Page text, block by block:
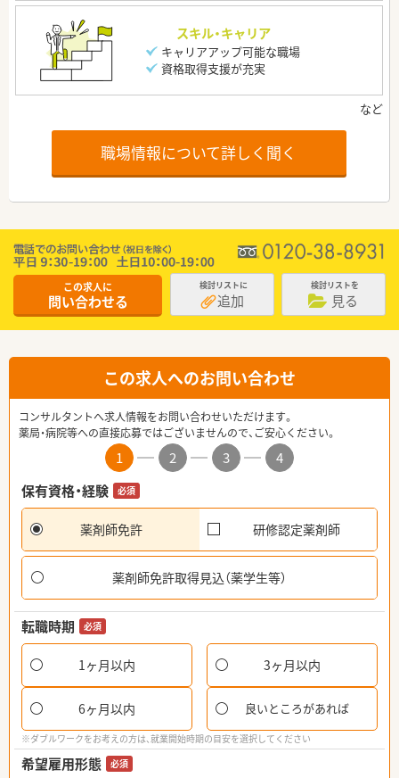
スキル・キャリア
キャリアアップ可能な職場
資格取得支援が充実
職場情報について詳しく聞く
この求人に
問い合わせる
検討リストに
追加
検討リストを
見る
この求人へのお問い合わせ
コンサルタントへ求人情報をお問い合わせいただけます。
薬局・病院等への直接応募ではございませんので、ご安心ください。
1 2 3
4
保有資格・経験
必須
薬剤師免許 研修認定薬剤師
薬剤師免許取得見込（薬学生等）
転職時期 必須
1ヶ月以内 3ヶ月以内
6ヶ月以内 良いところがあれば
※ダブルワークをお考えの方は、就業開始時期の目安を選択してください
希望雇用形態 必須